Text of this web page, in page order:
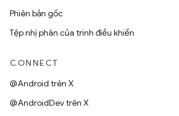
Phiên bản gốc
Tệp nhị phân của trình điều khiển
CONNECT
@Android trên X
@AndroidDev trên X